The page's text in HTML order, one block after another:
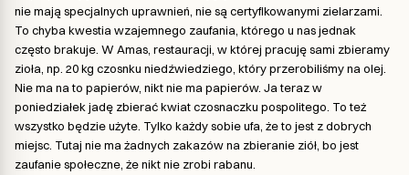
nie mają specjalnych uprawnień, nie są certyfikowanymi zielarzami.
To chyba kwestia wzajemnego zaufania, którego u nas jednak
często brakuje. W Amas, restauracji, w której pracuję sami zbieramy
zioła, np. 20 kg czosnku niedźwiedziego, który przerobiliśmy na olej.
Nie ma na to papierów, nikt nie ma papierów. Ja teraz w
poniedziałek jadę zbierać kwiat czosnaczku pospolitego. To też
wszystko będzie użyte. Tylko każdy sobie ufa, że to jest z dobrych
miejsc. Tutaj nie ma żadnych zakazów na zbieranie ziół, bo jest
zaufanie społeczne, że nikt nie zrobi rabanu.